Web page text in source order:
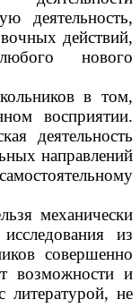
деятельность,
действий,
нового
в том,
восприятии.
деятельность
направлений
механически
из
совершенно
возможности и
литературой, не